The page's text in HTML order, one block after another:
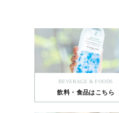
BEVERAGE & FOODS
飲料・食品はこちら